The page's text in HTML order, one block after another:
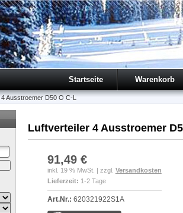
Startseite Warenkorb
Ausstroemer D50 O C-L
Luftverteiler 4 Ausstroemer
91,49 €
inkl. 19 % MwSt. | zzgl. Versandkosten
Lieferzeit: 1-2 Tage
Art.Nr.: 620321922S1A